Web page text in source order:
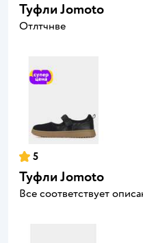
Туфли Jomoto
Отлтчнве
5
Туфли Jomoto
Все соответствует